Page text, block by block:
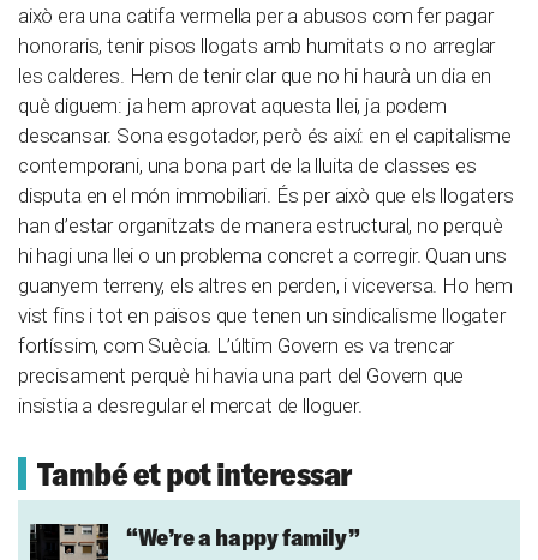
això era una catifa vermella per a abusos com fer pagar
honoraris, tenir pisos llogats amb humitats o no arreglar
les calderes. Hem de tenir clar que no hi haurà un dia en
què diguem: ja hem aprovat aquesta llei, ja podem
descansar. Sona esgotador, però és així: en el capitalisme
contemporani, una bona part de la lluita de classes es
disputa en el món immobiliari. És per això que els llogaters
han d’estar organitzats de manera estructural, no perquè
hi hagi una llei o un problema concret a corregir. Quan uns
guanyem terreny, els altres en perden, i viceversa. Ho hem
vist fins i tot en països que tenen un sindicalisme llogater
fortíssim, com Suècia. L’últim Govern es va trencar
precisament perquè hi havia una part del Govern que
insistia a desregular el mercat de lloguer.
També et pot interessar
“We’re a happy family”